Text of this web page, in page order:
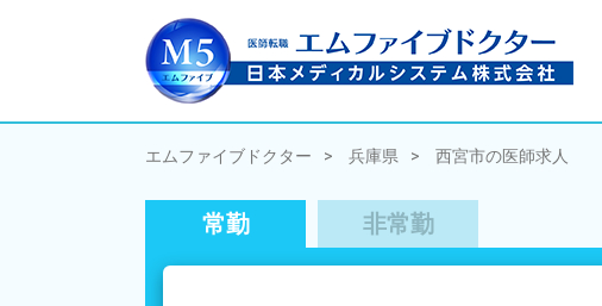
エムファイブドクター 兵庫県 西宮市の医師求人
常勤 非常勤